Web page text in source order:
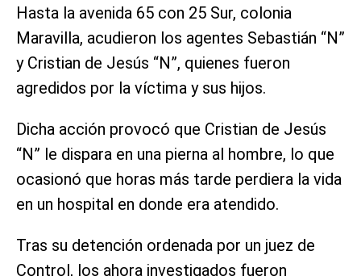
Hasta la avenida 65 con 25 Sur, colonia
Maravilla, acudieron los agentes Sebastián “N”
y Cristian de Jesús “N”, quienes fueron
agredidos por la víctima y sus hijos.
Dicha acción provocó que Cristian de Jesús
“N” le dispara en una pierna al hombre, lo que
ocasionó que horas más tarde perdiera la vida
en un hospital en donde era atendido.
Tras su detención ordenada por un juez de
Control, los ahora investigados fueron